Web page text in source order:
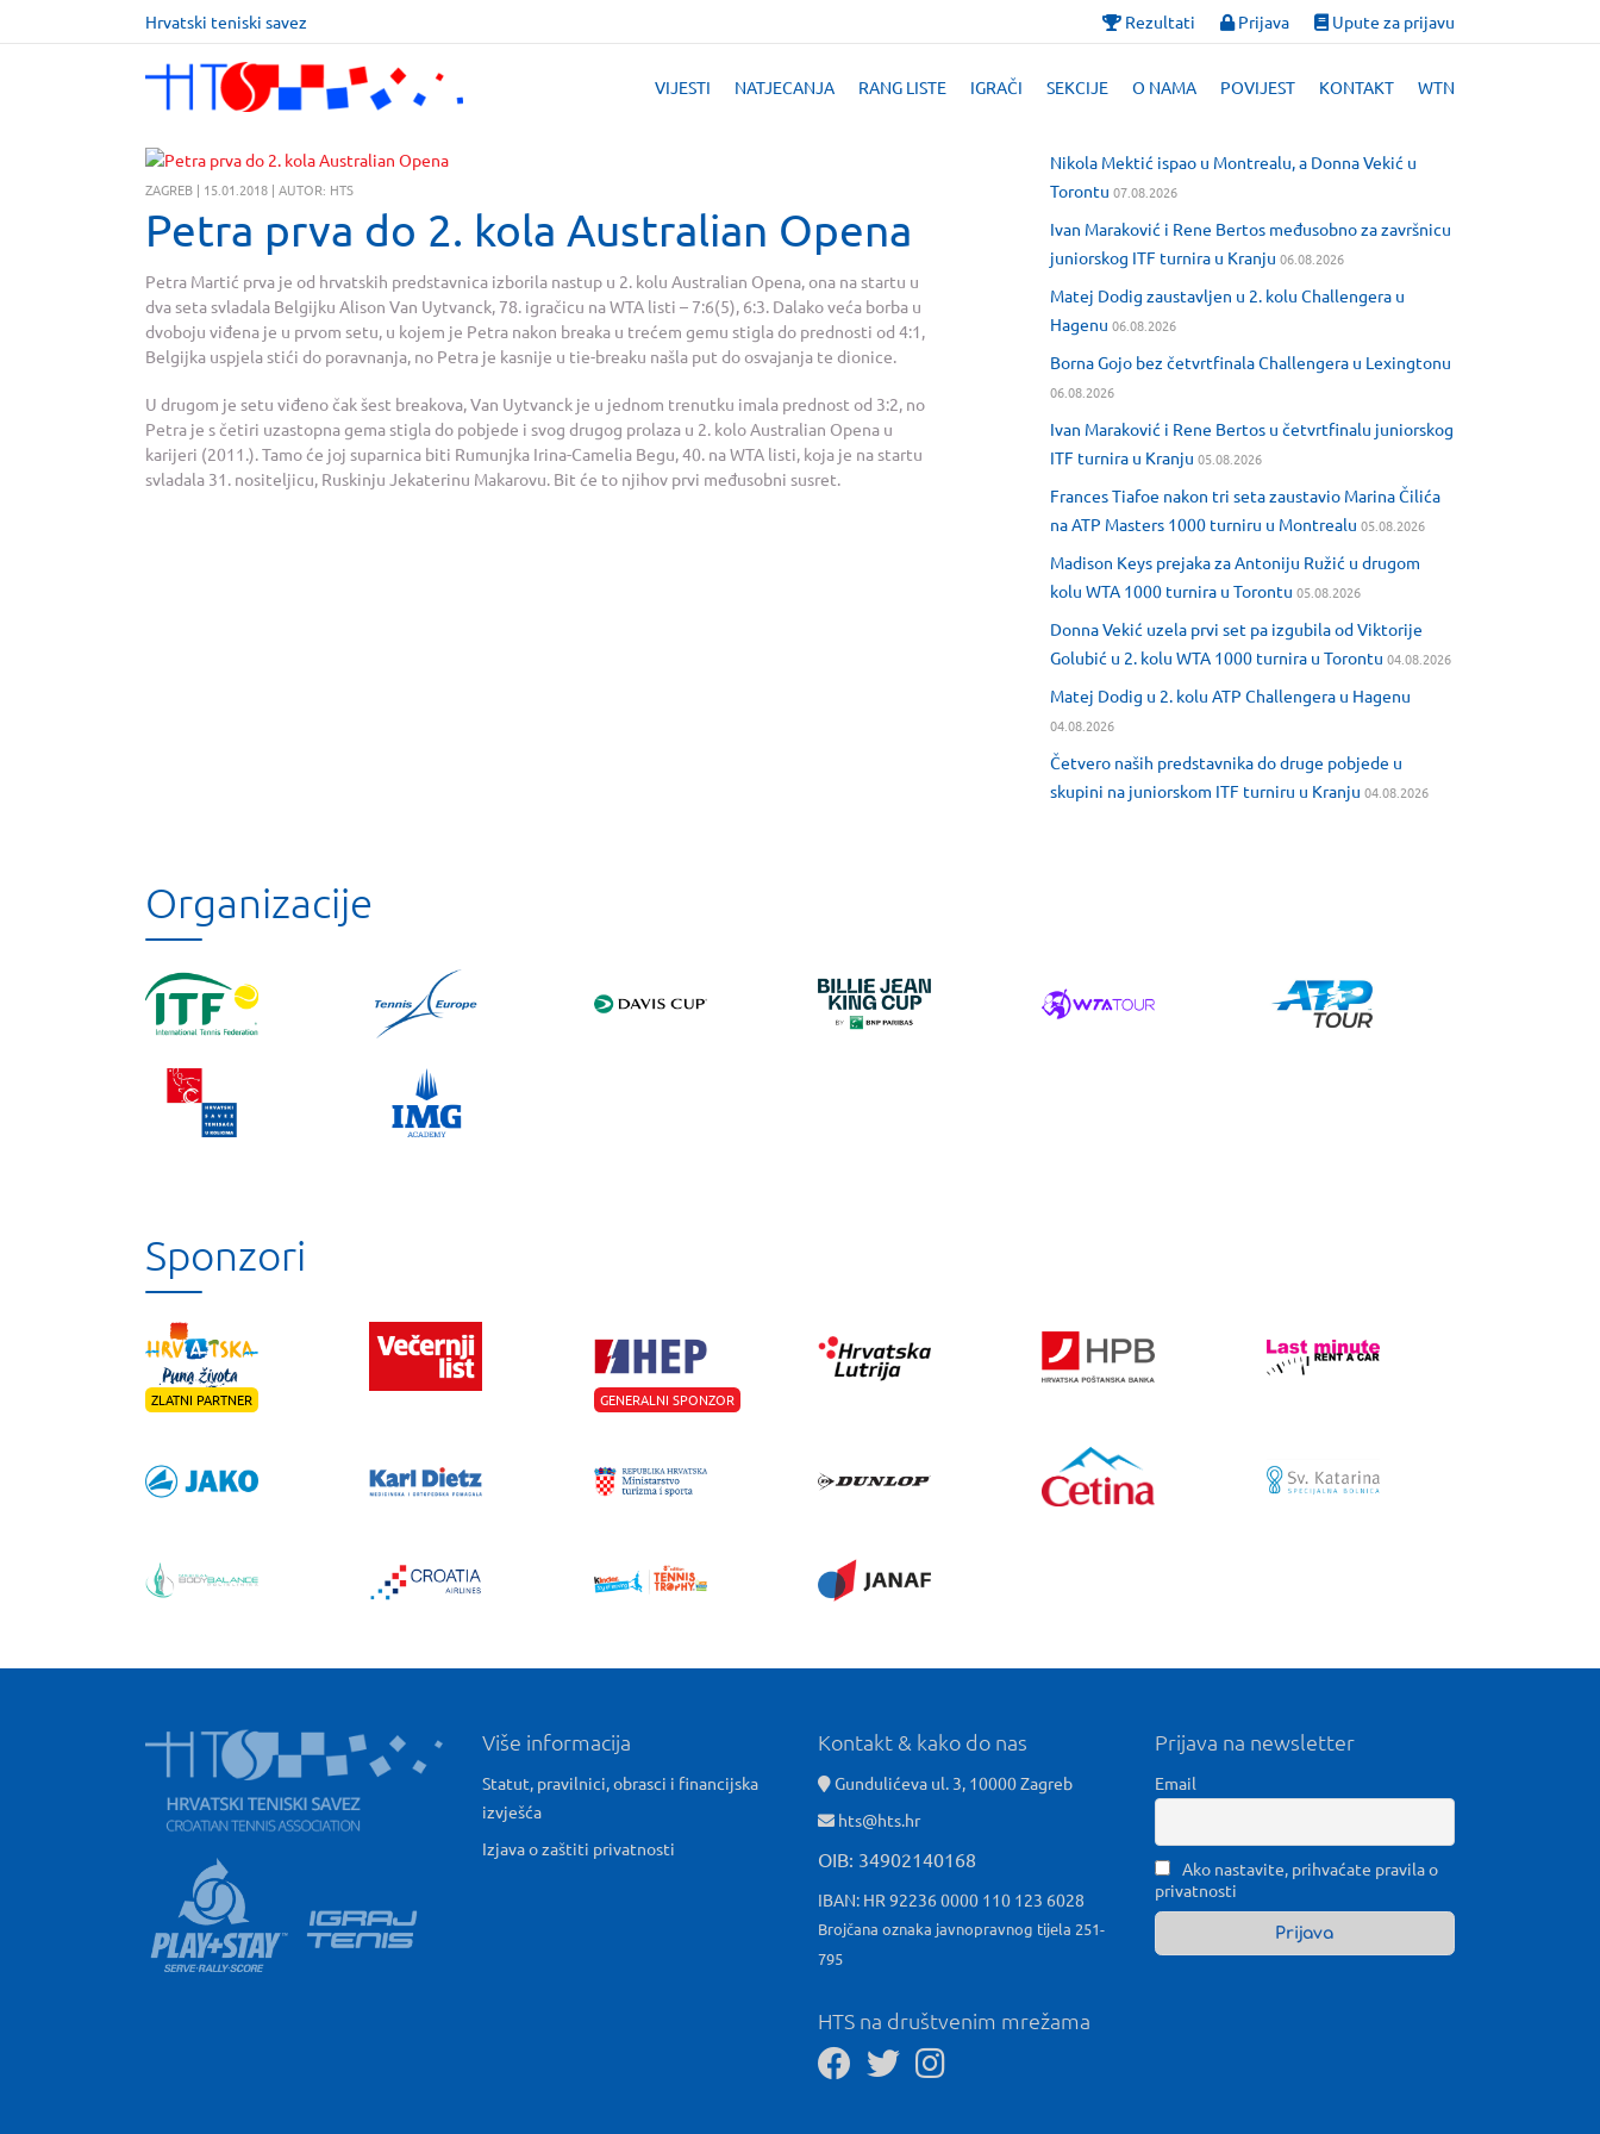
Hrvatski teniski savez Rezultati Prijava Upute za prijavu
VIJESTI NATJECANJA RANG LISTE IGRAČI SEKCIJE O NAMA POVIJEST KONTAKT WTN
ZAGREB | 15.01.2018 | AUTOR: HTS
Petra prva do 2. kola Australian Opena
Petra Martić prva je od hrvatskih predstavnica izborila nastup u 2. kolu Australian Opena, ona na startu u
dva seta svladala Belgijku Alison Van Uytvanck, 78. igračicu na WTA listi – 7:6(5), 6:3. Dalako veća borba u
dvoboju viđena je u prvom setu, u kojem je Petra nakon breaka u trećem gemu stigla do prednosti od 4:1,
Belgijka uspjela stići do poravnanja, no Petra je kasnije u tie-breaku našla put do osvajanja te dionice.
U drugom je setu viđeno čak šest breakova, Van Uytvanck je u jednom trenutku imala prednost od 3:2, no
Petra je s četiri uzastopna gema stigla do pobjede i svog drugog prolaza u 2. kolo Australian Opena u
karijeri (2011.). Tamo će joj suparnica biti Rumunjka Irina-Camelia Begu, 40. na WTA listi, koja je na startu
svladala 31. nositeljicu, Ruskinju Jekaterinu Makarovu. Bit će to njihov prvi međusobni susret.
Nikola Mektić ispao u Montrealu, a Donna Vekić u
Torontu 07.08.2026
Ivan Maraković i Rene Bertos međusobno za završnicu
juniorskog ITF turnira u Kranju 06.08.2026
Matej Dodig zaustavljen u 2. kolu Challengera u
Hagenu 06.08.2026
Borna Gojo bez četvrtfinala Challengera u Lexingtonu
06.08.2026
Ivan Maraković i Rene Bertos u četvrtfinalu juniorskog
ITF turnira u Kranju 05.08.2026
Frances Tiafoe nakon tri seta zaustavio Marina Čilića
na ATP Masters 1000 turniru u Montrealu 05.08.2026
Madison Keys prejaka za Antoniju Ružić u drugom
kolu WTA 1000 turnira u Torontu 05.08.2026
Donna Vekić uzela prvi set pa izgubila od Viktorije
Golubić u 2. kolu WTA 1000 turnira u Torontu 04.08.2026
Matej Dodig u 2. kolu ATP Challengera u Hagenu
04.08.2026
Četvero naših predstavnika do druge pobjede u
skupini na juniorskom ITF turniru u Kranju 04.08.2026
Organizacije
Sponzori
ZLATNI PARTNER GENERALNI SPONZOR
Više informacija
Statut, pravilnici, obrasci i financijska
izvješća
Izjava o zaštiti privatnosti
Kontakt & kako do nas
Gundulićeva ul. 3, 10000 Zagreb
hts@hts.hr
OIB: 34902140168
IBAN: HR 92236 0000 110 123 6028
Brojčana oznaka javnopravnog tijela 251-
795
HTS na društvenim mrežama
Prijava na newsletter
Email
Ako nastavite, prihvaćate pravila o
privatnosti